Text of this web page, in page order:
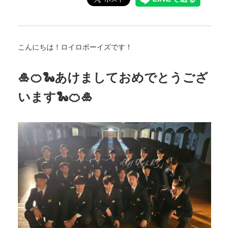
こんにちは！ロイロボーイズです！
🎍🍊🐍あけましておめでとうござ
います🐍🍊🎍